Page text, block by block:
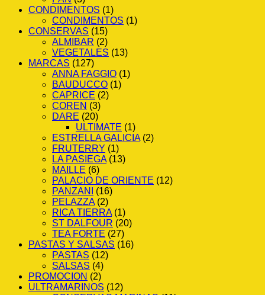
CONDIMENTOS (1)
CONDIMENTOS (1)
CONSERVAS (15)
ALMIBAR (2)
VEGETALES (13)
MARCAS (127)
ANNA FAGGIO (1)
BAUDUCCO (1)
CAPRICE (2)
COREN (3)
DARE (20)
ULTIMATE (1)
ESTRELLA GALICIA (2)
FRUTERRY (1)
LA PASIEGA (13)
MAILLE (6)
PALACIO DE ORIENTE (12)
PANZANI
(16)
PELAZZA (2)
RICA TIERRA (1)
ST DALFOUR (20)
TEA FORTE (27)
PASTAS Y SALSAS (16)
PASTAS (12)
SALSAS (4)
PROMOCION (2)
ULTRAMARINOS (12)